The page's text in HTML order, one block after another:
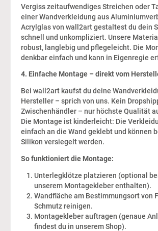
Vergiss zeitaufwendiges Streichen oder
einer Wandverkleidung aus
Acrylglas von wall2art gestaltest du dein
schnell und unkompliziert. Unsere
robust, langlebig und pflegeleicht. Die
denkbar einfach und kann in Eigenregie
4. Einfache Montage – direkt vom
Bei wall2art kaufst du deine
Hersteller – sprich von uns. Kein
Zwischenhändler – nur höchste Qualität
Die Montage ist kinderleicht: Die
einfach an die Wand geklebt und können
Silikon versiegelt werden.
So funktioniert die Montage:
Unterlegklötze platzieren (optional
unserem Montagekleber enthalten).
Wandfläche am Bestimmungsort von
Schmutz reinigen.
Montagekleber auftragen (genaue
findest du in unserem Shop).